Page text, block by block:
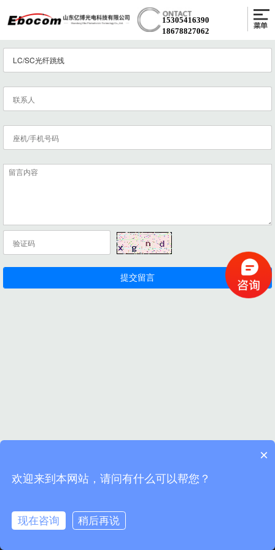
15305416390
18678827062
首页 电话
×
欢迎来到本网站，请问有什么可以帮您？
现在咨询 稍后再说